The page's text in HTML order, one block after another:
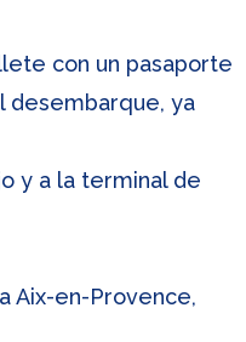
con un pasaporte
desembarque, ya
y a la terminal de
Aix-en-Provence,